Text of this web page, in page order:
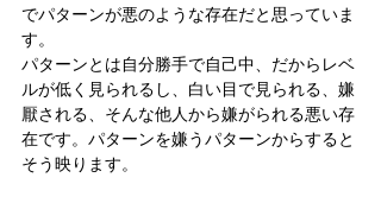
でパターンが悪のような存在だと思っていま
す。
パターンとは自分勝手で自己中、だからレベ
ルが低く見られるし、白い目で見られる、嫌
厭される、そんな他人から嫌がられる悪い存
在です。パターンを嫌うパターンからすると
そう映ります。